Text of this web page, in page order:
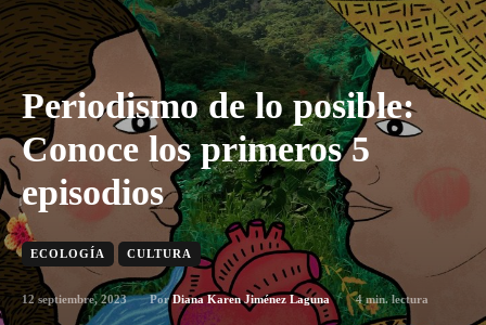
Periodismo de lo posible:
Conoce los primeros 5
episodios
ECOLOGÍA CULTURA
12 septiembre, 2023 Por Diana Karen Jiménez Laguna 4min. lectura